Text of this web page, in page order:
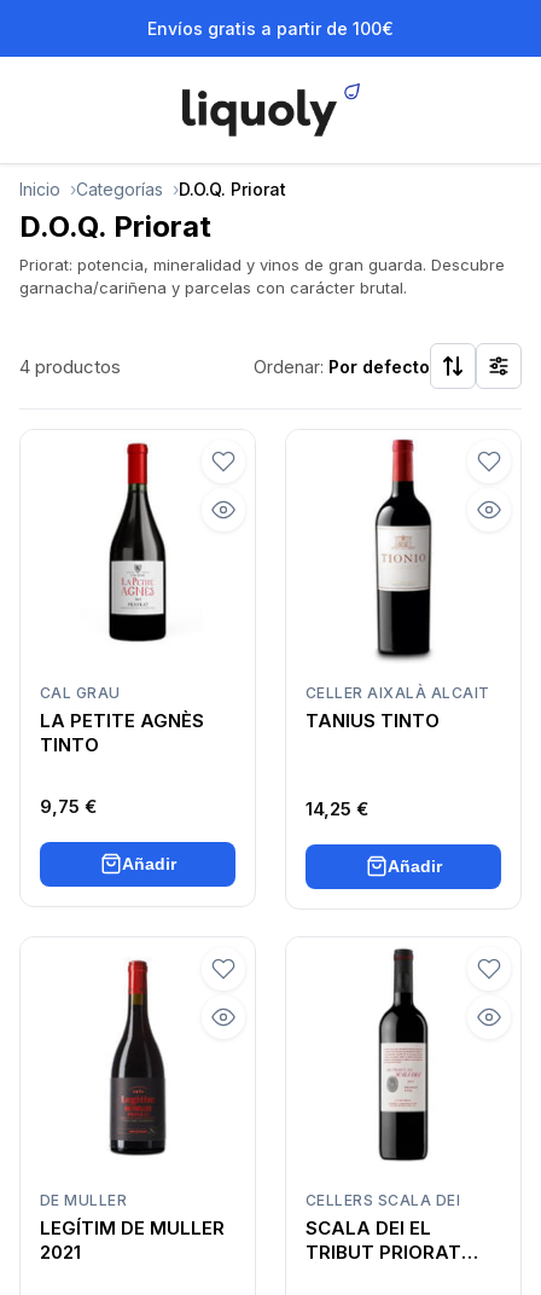
Envíos gratis a partir de 100€
Inicio Categorías D.O.Q. Priorat
D.O.Q. Priorat
Priorat: potencia, mineralidad y vinos de gran guarda. Descubre
garnacha/cariñena y parcelas con carácter brutal.
4 productos Ordenar: Por defecto
CAL GRAU
LA PETITE AGNÈS
TINTO
9,75 €
Añadir
CELLER AIXALÀ ALCAIT
TANIUS TINTO
14,25 €
Añadir
DE MULLER
LEGÍTIM DE MULLER
2021
CELLERS SCALA DEI
SCALA DEI EL
TRIBUT PRIORAT